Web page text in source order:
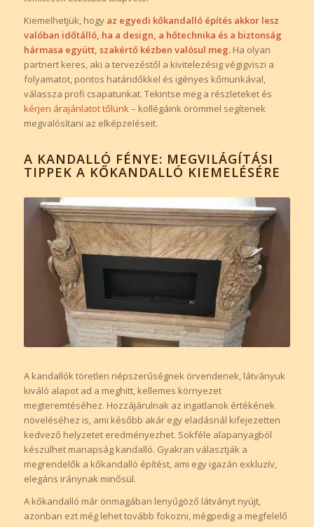
Kiemelhetjük, hogy az egyedi kőkandalló építés akkor lesz
valóban időtálló, ha a design, a hőtechnika és a biztonság
hármasa együtt, szakértő kézben valósul meg. Ha olyan
partnert keres, aki a tervezéstől a kivitelezésig végigviszi a
folyamatot, pontos határidőkkel és igényes kőmunkával,
válassza profi csapatunkat. Tekintse meg a részleteket és
kérjen árajánlatot tőlünk– kollégáink örömmel segítenek
megvalósítani az elképzeléseit.
A KANDALLÓ FÉNYE: MEGVILÁGÍTÁSI
TIPPEK A KŐKANDALLÓ KIEMELÉSÉRE
A kandallók töretlen népszerűségnek örvendenek, látványuk
kiváló alapot ad a meghitt, kellemes környezet
megteremtéséhez. Hozzájárulnak az ingatlanok értékének
növeléséhez is, ami később akár egy eladásnál kifejezetten
kedvező helyzetet eredményezhet. Sokféle alapanyagból
készülhet manapság kandalló. Gyakran választják a
megrendelők a kőkandalló építést, ami egy igazán exkluzív,
elegáns iránynak minősül.
A kőkandalló már önmagában lenyűgöző látványt nyújt,
azonban ezt még lehet tovább fokozni, mégpedig a megfelelő